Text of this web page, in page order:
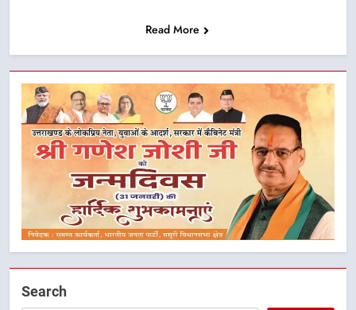
Read More
Search